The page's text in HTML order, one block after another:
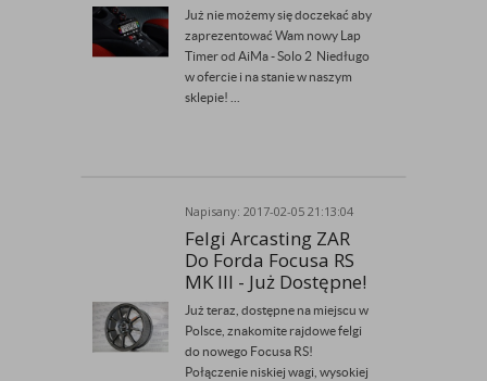
Już nie możemy się doczekać aby
zaprezentować Wam nowy Lap
Timer od AiMa - Solo 2 Niedługo
w ofercie i na stanie w naszym
sklepie! ...
Napisany: 2017-02-05 21:13:04
Przez Admin
Felgi Arcasting ZAR
Do Forda Focusa RS
MK III - Już Dostępne!
Już teraz, dostępne na miejscu w
Polsce, znakomite rajdowe felgi
do nowego Focusa RS!
Połączenie niskiej wagi, wysokiej